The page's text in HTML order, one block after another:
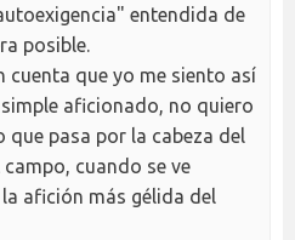
entendida de
posible.
cuenta que yo me siento así
aficionado, no quiero
que pasa por la cabeza del
cuando se ve
afición más gélida del